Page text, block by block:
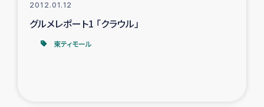
女性グループPIFWANITAによる食品加工事業
2012.01.12
グルメレポート1 「クラウル」
東ティモール